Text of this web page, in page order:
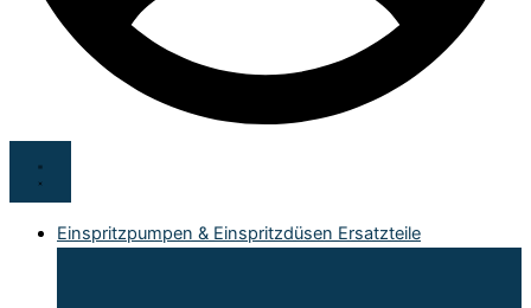
Einspritzpumpen & Einspritzdüsen Ersatzteile